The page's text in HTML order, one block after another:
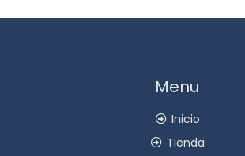
Menu
Inicio
Tienda